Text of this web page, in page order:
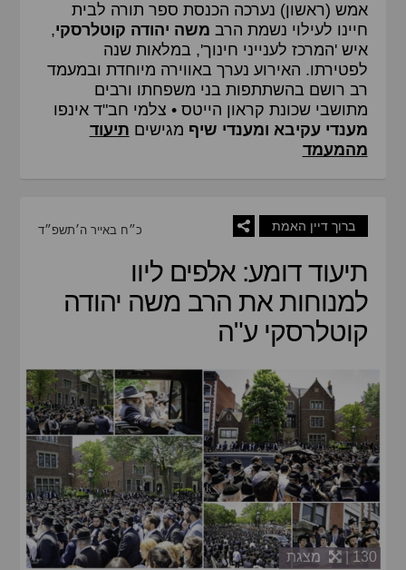
אמש (ראשון) נערכה הכנסת ספר תורה לבית
חיינו לעילוי נשמת הרב משה יהודה קוטלרסקי,
איש 'המרכז לענייני חינוך', במלאות שנה
לפטירתו. האירוע נערך באווירה מיוחדת ובמעמד
רב רושם בהשתתפות בני משפחתו ורבים
מתושבי שכונת קראון הייטס • צלמי חב"ד אינפו
מענדי עקיבא ומענדי שיף מגישים תיעוד
מהמעמד
ברוך דיין האמת כ״ח באייר ה׳תשפ״ד
תיעוד דומע: אלפים ליוו
למנוחות את הרב משה יהודה
קוטלרסקי ע"ה
130 | מצגת